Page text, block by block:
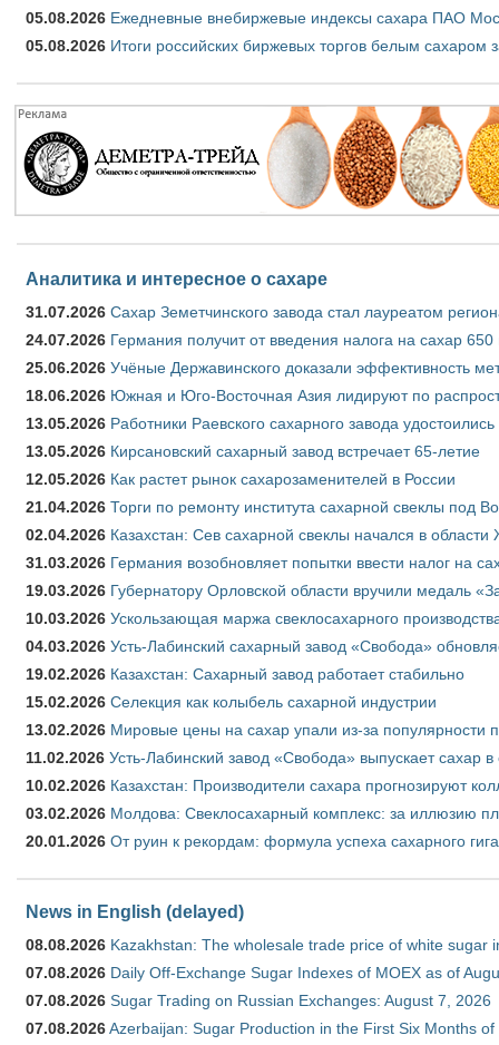
05.08.2026 Ежедневные внебиржевые индексы сахара ПАО
05.08.2026 Итоги российских биржевых торгов белым сахаром
Аналитика и интересное о сахаре
31.07.2026 Сахар Земетчинского завода стал лауреатом
24.07.2026 Германия получит от введения налога на сахар
25.06.2026 Учёные Державинского доказали эффективность
18.06.2026 Южная и Юго-Восточная Азия лидируют по
13.05.2026 Работники Раевского сахарного завода удостоились
13.05.2026 Кирсановский сахарный завод встречает 65-летие
12.05.2026 Как растет рынок сахарозаменителей в России
21.04.2026 Торги по ремонту института сахарной свеклы под
02.04.2026 Казахстан: Сев сахарной свеклы начался в области
31.03.2026 Германия возобновляет попытки ввести налог на
19.03.2026 Губернатору Орловской области вручили медаль
10.03.2026 Ускользающая маржа свеклосахарного
04.03.2026 Усть-Лабинский сахарный завод «Свобода»
19.02.2026 Казахстан: Сахарный завод работает стабильно
15.02.2026 Селекция как колыбель сахарной индустрии
13.02.2026 Мировые цены на сахар упали из-за популярности
11.02.2026 Усть-Лабинский завод «Свобода» выпускает сахар в
10.02.2026 Казахстан: Производители сахара прогнозируют
03.02.2026 Молдова: Свеклосахарный комплекс: за иллюзию
20.01.2026 От руин к рекордам: формула успеха сахарного
News in English (delayed)
08.08.2026 Kazakhstan: The wholesale trade price of white sugar
07.08.2026 Daily Off-Exchange Sugar Indexes of MOEX as of
07.08.2026 Sugar Trading on Russian Exchanges: August 7, 2026
07.08.2026Azerbaijan: Sugar Production in the First Six Months of